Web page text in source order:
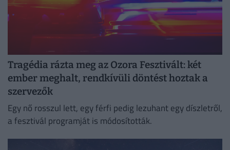
Tragédia rázta meg az Ozora Fesztivált: két
ember meghalt, rendkívüli döntést hoztak a
szervezők
Egy nő rosszul lett, egy férfi pedig lezuhant egy díszletről,
a fesztivál programját is módosították.